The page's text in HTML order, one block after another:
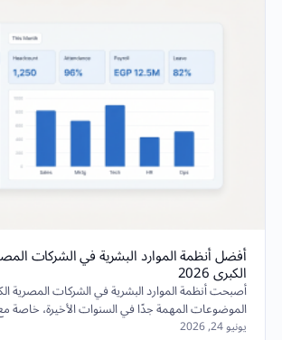
أفضل أنظمة الموارد البشرية في الشركات
الكبرى 2026
أصبحت أنظمة الموارد البشرية في الشركات المصرية
الموضوعات المهمة جدًا في السنوات الأخيرة، خاصة
يونيو 24, 2026